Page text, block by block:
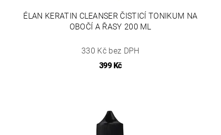
ÉLAN KERATIN CLEANSER ČISTICÍ TONIKUM NA
OBOČÍ A ŘASY 200 ML
330 Kč bez DPH
399 Kč